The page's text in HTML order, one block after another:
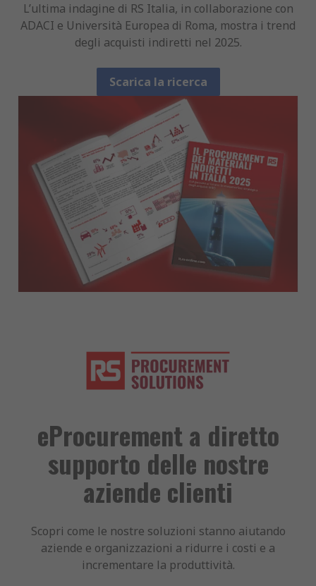
L’ultima indagine di RS Italia, in collaborazione con
ADACI e Università Europea di Roma, mostra i trend
degli acquisti indiretti nel 2025.
Scarica la ricerca
eProcurement a diretto
supporto delle nostre
aziende clienti
Scopri come le nostre soluzioni stanno aiutando
aziende e organizzazioni a ridurre i costi e a
incrementare la produttività.